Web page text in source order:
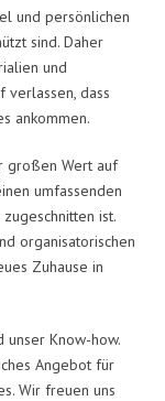
und persönlichen
sind. Daher
und
verlassen, dass
ankommen.
großen Wert auf
umfassenden
ist.
organisatorischen
Zuhause in
unser Know-how.
Angebot für
Wir freuen uns